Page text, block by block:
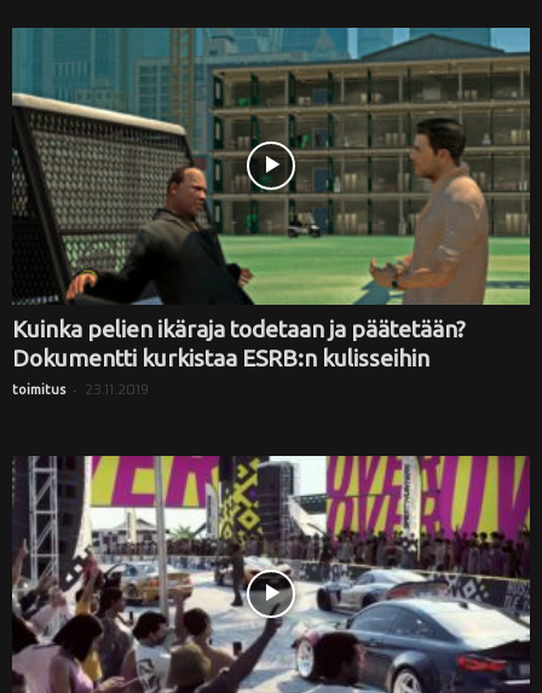
Kuinka pelien ikäraja todetaan ja päätetään?
Dokumentti kurkistaa ESRB:n kulisseihin
toimitus - 23.11.2019